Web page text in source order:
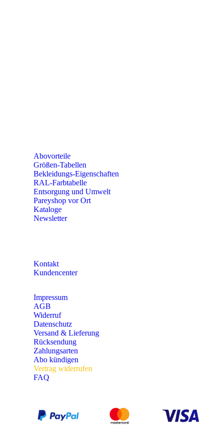
Abovorteile
Größen-Tabellen
Bekleidungs-Eigenschaften
RAL-Farbtabelle
Entsorgung und Umwelt
Pareyshop vor Ort
Kataloge
Newsletter
Kontakt
Kundencenter
Impressum
AGB
Widerruf
Datenschutz
Versand & Lieferung
Rücksendung
Zahlungsarten
Abo kündigen
Vertrag widerrufen
FAQ